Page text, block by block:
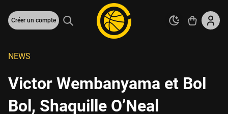
Créer un compte
NEWS
Victor Wembanyama et Bol
Bol, Shaquille O’Neal